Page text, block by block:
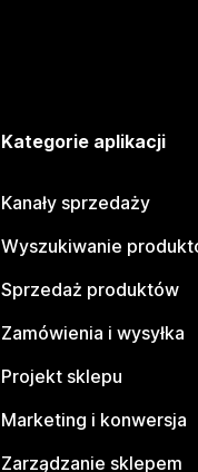
Kategorie aplikacji
Kanały sprzedaży
Wyszukiwanie
Sprzedaż produktów
Zamówienia i wysyłka
Projekt sklepu
Marketing i konwersja
Zarządzanie sklepem